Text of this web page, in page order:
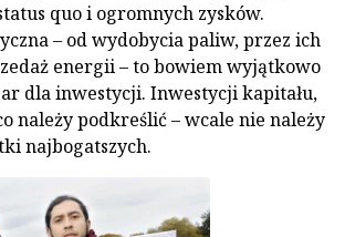
quo i ogromnych zysków.
– od wydobycia paliw, przez ich
energii – to bowiem wyjątkowo
dla inwestycji. Inwestycji kapitału,
należy podkreślić – wcale nie należy
najbogatszych.